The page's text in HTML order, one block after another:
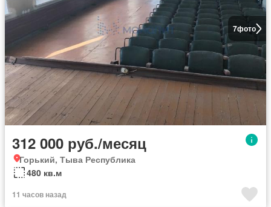
7фото
312 000 руб./месяц
Горький, Тыва Республика
480 кв.м
11 часов назад